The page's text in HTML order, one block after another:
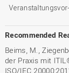
Recommended
Beims, M.,
der Praxis mit
ISO/IEC